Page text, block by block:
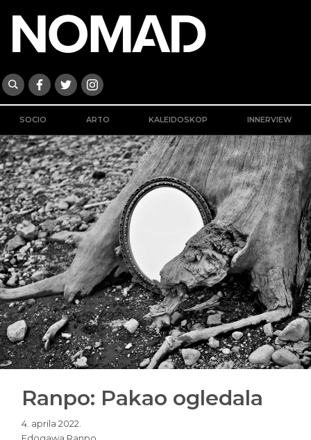
SOCIO ARTO KALEIDOSKOP INNERVIEW
Ranpo: Pakao ogledala
4. aprila 2022.